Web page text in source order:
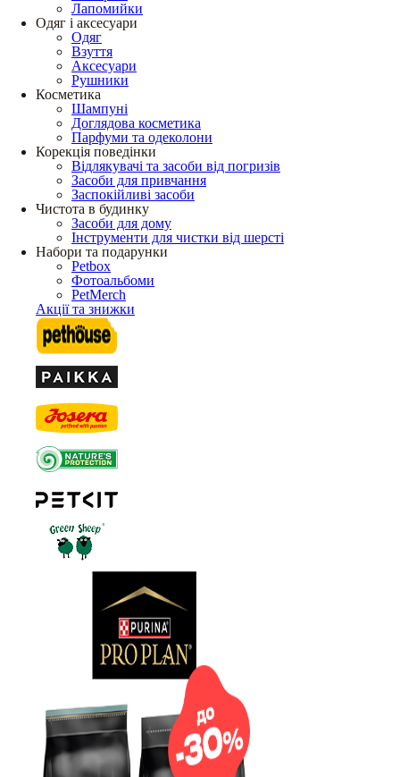
Лапомийки
Одяг і аксесуари
Одяг
Взуття
Аксесуари
Рушники
Косметика
Шампуні
Доглядова косметика
Парфуми та одеколони
Корекція поведінки
Відлякувачі та засоби від погризів
Засоби для привчання
Заспокійливі засоби
Чистота в будинку
Засоби для дому
Інструменти для чистки від шерсті
Набори та подарунки
Petbox
Фотоальбоми
PetMerch
Акції та знижки